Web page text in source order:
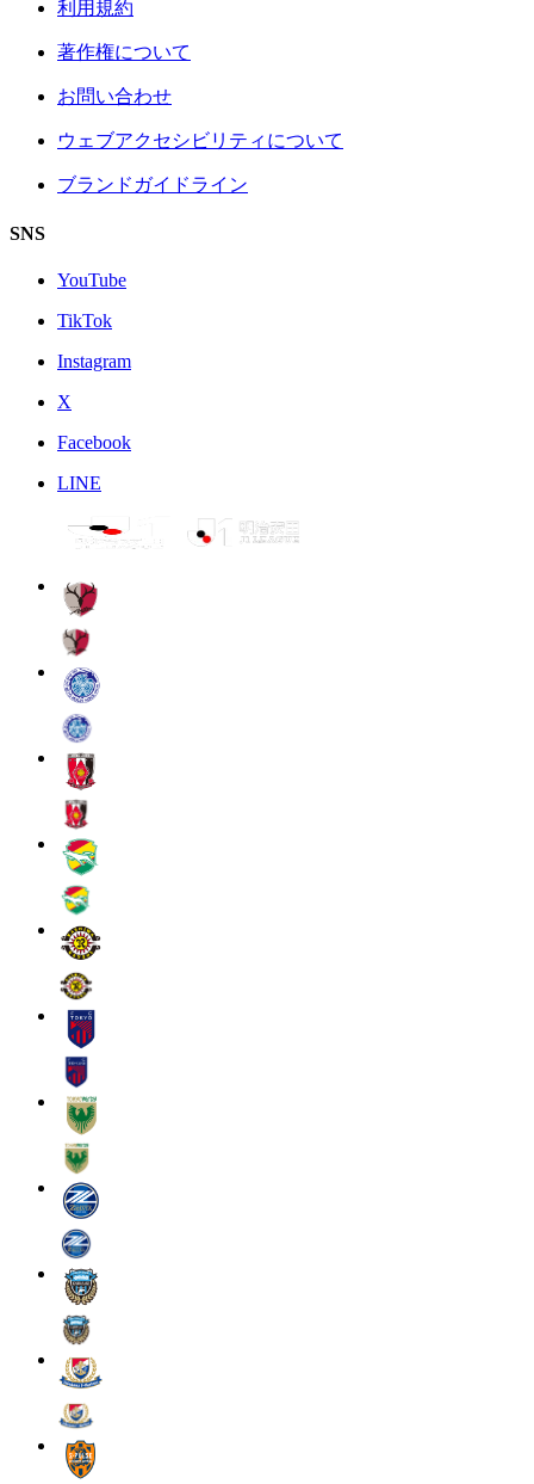
利用規約
著作権について
お問い合わせ
ウェブアクセシビリティについて
ブランドガイドライン
SNS
YouTube
TikTok
Instagram
X
Facebook
LINE